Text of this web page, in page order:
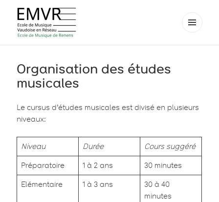
Renens
Organisation des études
musicales
Le cursus d’études musicales est divisé en plusieurs
niveaux:
Niveau Durée Cours suggéré
Préparatoire 1 à 2 ans 30 minutes
Elémentaire 1 à 3 ans
30 à 40
minutes